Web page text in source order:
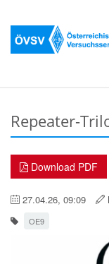
Repeater-
Download PDF
27.04.26, 09:09
OE9